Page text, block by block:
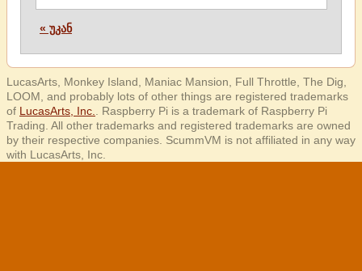
« უკან
LucasArts, Monkey Island, Maniac Mansion, Full Throttle, The Dig,
LOOM, and probably lots of other things are registered trademarks
of LucasArts, Inc.
. Raspberry Pi is a trademark of Raspberry Pi
Trading. All other trademarks and registered trademarks are owned
by their respective companies. ScummVM is not affiliated in any way
with LucasArts, Inc.